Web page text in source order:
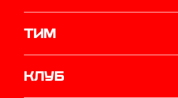
ТИМ
Клуб